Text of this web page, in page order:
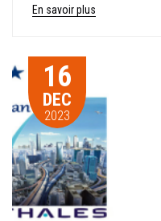
En savoir plus
16
DEC
2023